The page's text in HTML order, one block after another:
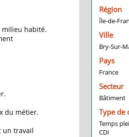
milieu habité.
du métier.
un travail
Région
Île-de-
Ville
Bry-Sur-
Pays
France
Secteur
Bâtiment
Type de
Temps
CDI